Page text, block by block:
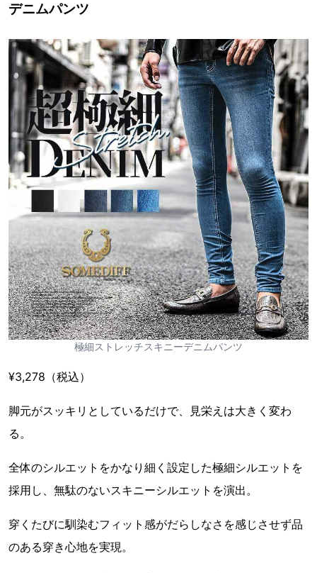
デニムパンツ
極細ストレッチスキニーデニムパンツ
¥3,278（税込）
脚元がスッキリとしているだけで、見栄えは大きく変わ
る。
全体のシルエットをかなり細く設定した極細シルエットを
採用し、無駄のないスキニーシルエットを演出。
穿くたびに馴染むフィット感がだらしなさを感じさせず品
のある穿き心地を実現。